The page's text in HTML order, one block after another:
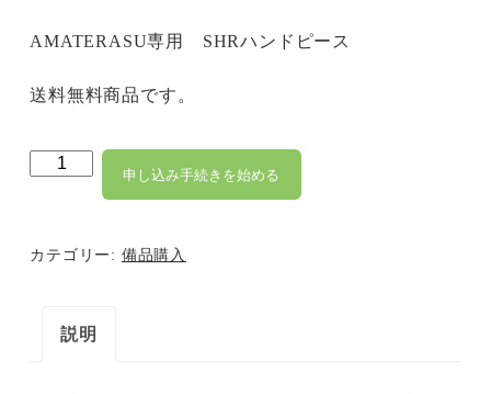
AMATERASU専用 SHRハンドピース
送料無料商品です。
SHR
申し込み手続きを始める
カテゴリー: 備品購入
説明